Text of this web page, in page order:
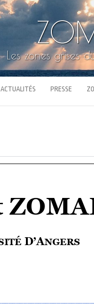
Les zones grises
ACTUALITÉS PRESSE